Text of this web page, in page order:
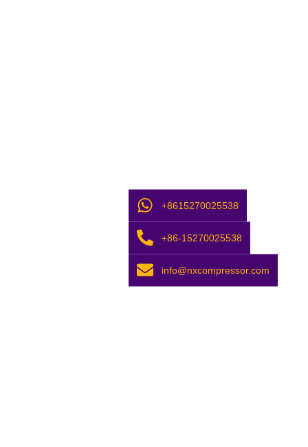
+8615270025538
+86-15270025538
info@nxcompressor.com